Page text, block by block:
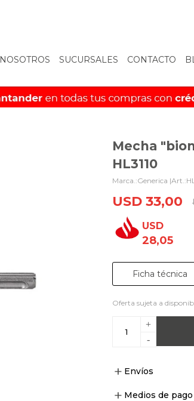
NOSOTROS SUCURSALES CONTACTO
Mecha
HL3110
Generica |
USD 33,00
USD
28,05
Ficha técnica
Oferta sujeta a
+
-
Envíos
Medios de pago